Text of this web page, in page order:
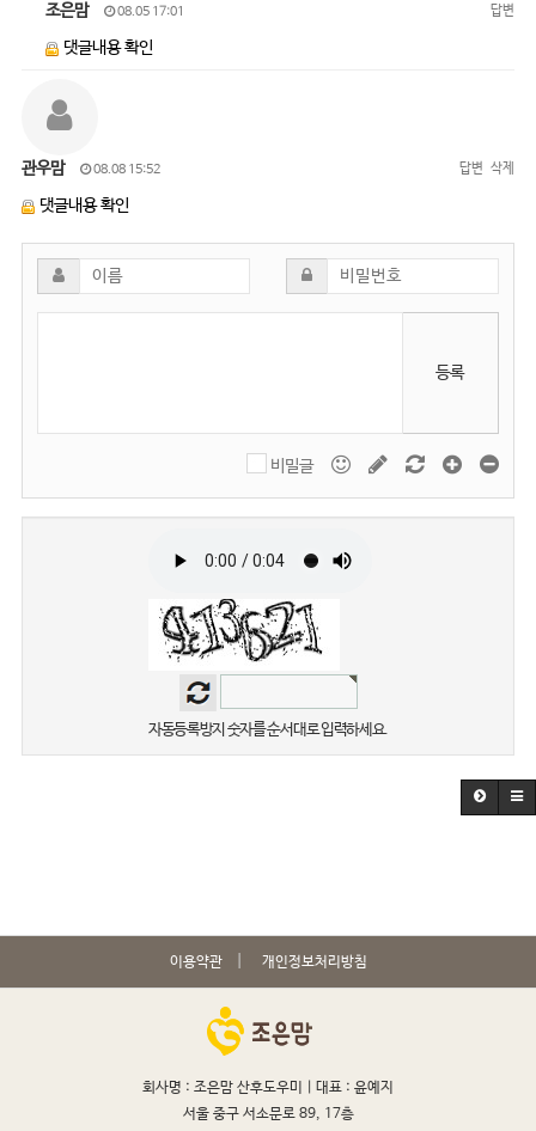
조은맘 08.05 17:01 답변
댓글내용 확인
관우맘 08.08 15:52 답변 삭제
댓글내용 확인
등록
비밀글
자동등록방지 숫자를 순서대로 입력하세요.
이용약관 개인정보처리방침
회사명 : 조은맘 산후도우미 | 대표 : 윤예지
서울 중구 서소문로 89, 17층